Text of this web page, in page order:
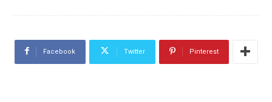
Facebook Twitter Pinterest